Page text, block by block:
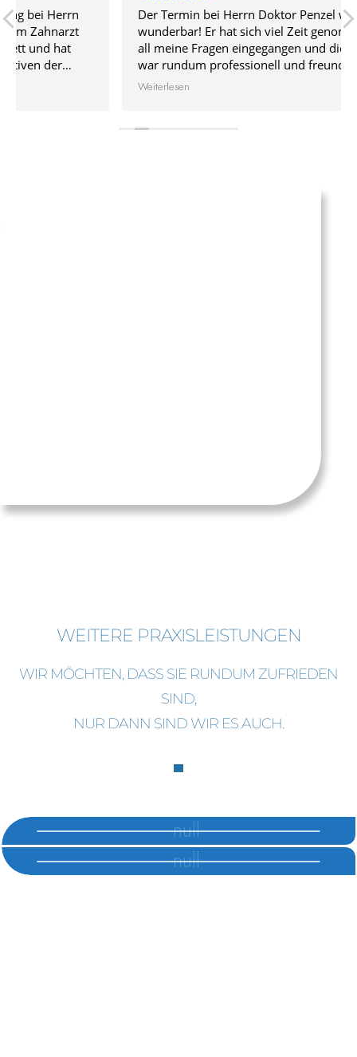
Der Termin bei Herrn Doktor Penzel war
wunderbar! Er hat sich viel Zeit genommen, ist auf
all meine Fragen eingegangen und die Behandlung
war rundum professionell und freundlich. Große
WEITERE PRAXISLEISTUNGEN
WIR MÖCHTEN, DASS SIE RUNDUM ZUFRIEDEN
SIND,
NUR DANN SIND WIR ES AUCH.
EINE MODERNE LÖSUNG FÜR IHREN ZAHNERSATZ
ENDODONTIE